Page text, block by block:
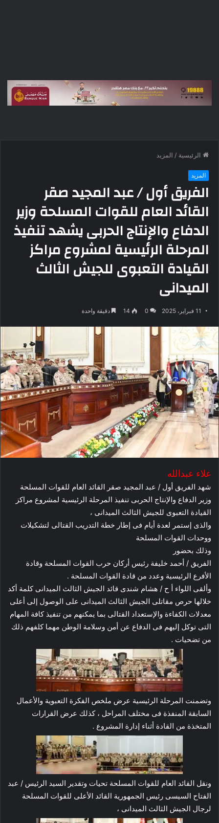
الرئيسية / المزيد
المزيد
الفريق أول / عبد المجيد صقر
القائد العام للقوات المسلحة وزير
الدفاع والإنتاج الحربى يشهد تنفيذ
المرحلة الرئيسية لمشروع مراكز
القيادة التعبوى للجيش الثالث
الميدانى
11 فبراير، 2025 0
14 دقيقة واحدة
علاء عبدالله
شهد الفريق أول / عبد المجيد صقر القائد العام للقوات المسلحة
وزير الدفاع والإنتاج الحربى تنفيذ المرحلة الرئيسية لمشروع مراكز
القيادة التعبوى للجيش الثالث الميدانى ،
والذى إستمر لعدة أيام فى إطار خطة التدريب القتالى لتشكيلات
ووحدات القوات المسلحة
وذلك بحضور
الفريق / أحمد خليفة رئيس أركان حرب القوات المسلحة وقادة
الأفرع الرئيسية وعدد من قادة القوات المسلحة .
وألقى اللواء أ ح / هشام شندى قائد الجيش الثالث الميدانى كلمة أكد
خلالها حرص مقاتلى الجيش الثالث الميدانى على الوصول إلى أعلى
معدلات الكفاءة والإستعداد القتالى بما يمكنهم من تنفيذ كافة المهام
التى توكل إليهم فى الدفاع عن أمن وسلامة الوطن مهما كلفهم ذلك
من تضحيات .
وتضمنت المرحلة الرئيسية عرض ملخص الفكرة التعبوية والأعمال
السابقة المنفذة فى مختلف المراحل ، كذلك عرض القرارات
المتخذة من القادة أثناء إدارة المشروع .
ونقل القائد العام للقوات المسلحة تحيات وتقدير السيد الرئيس / عبد
الفتاح السيسى رئيس الجمهورية القائد الأعلى للقوات المسلحة
لرجال الجيش الثالث الميدانى ،